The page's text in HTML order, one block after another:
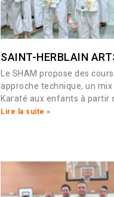
SAINT-HERBLAIN
Le SHAM propose des
approche technique, un mix
Karaté aux enfants à partir
Lire la suite »